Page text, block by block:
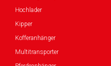
Hochlader
Kipper
Kofferanhänger
Multitransporter